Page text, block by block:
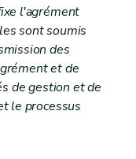
l'agrément
sont soumis
des
et de
de gestion et de
le processus